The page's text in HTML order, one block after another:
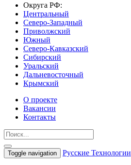
Округа РФ:
Центральный
Северо-Западный
Приволжский
Южный
Северо-Кавказский
Сибирский
Уральский
Дальневосточный
Крымский
О проекте
Вакансии
Контакты
Toggle navigation Русские Технологии